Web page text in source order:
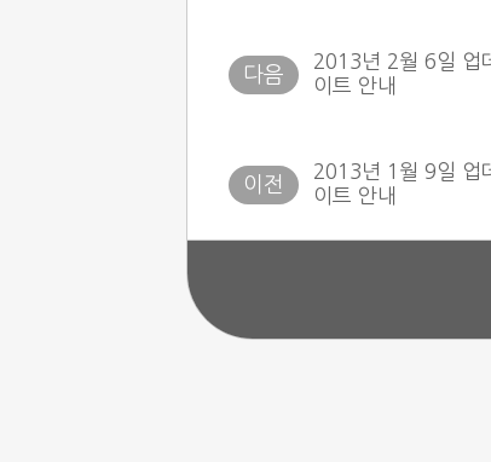
2013년 2월 6일 업
이트 안내
2013년 1월 9일 업
이트 안내